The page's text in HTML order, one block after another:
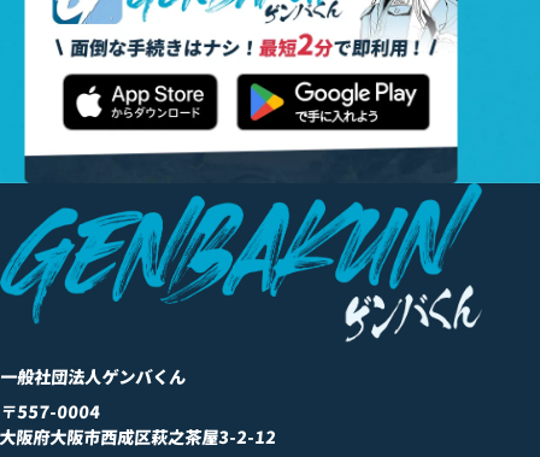
一般社団法人ゲンバくん
〒557-0004
阪府大阪市西成区萩之茶屋3-2-12